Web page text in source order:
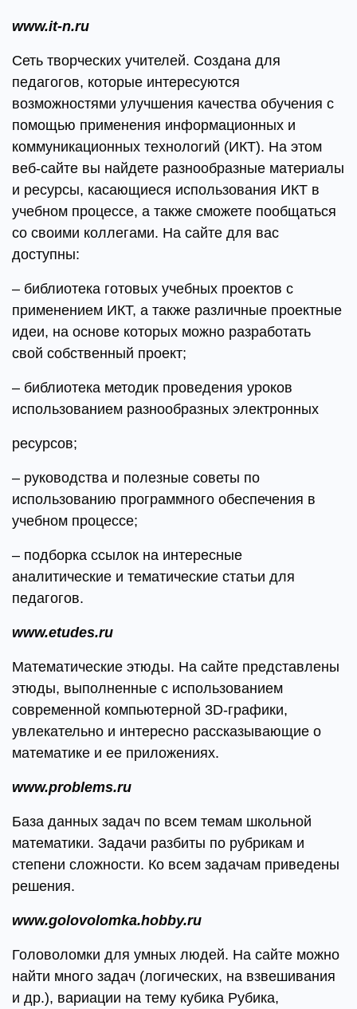
www.it-n.ru
Сеть творческих учителей. Создана для
педагогов, которые интересуются
возможностями улучшения качества обучения с
помощью применения информационных и
коммуникационных технологий (ИКТ). На этом
веб-сайте вы найдете разнообразные материалы
и ресурсы, касающиеся использования ИКТ в
учебном процессе, а также сможете пообщаться
со своими коллегами. На сайте для вас
доступны:
– библиотека готовых учебных проектов с
применением ИКТ, а также различные проектные
идеи, на основе которых можно разработать
свой собственный проект;
– библиотека методик проведения уроков
использованием разнообразных электронных
ресурсов;
– руководства и полезные советы по
использованию программного обеспечения в
учебном процессе;
– подборка ссылок на интересные
аналитические и тематические статьи для
педагогов.
www.etudes.ru
Математические этюды. На сайте представлены
этюды, выполненные с использованием
современной компьютерной 3D-графики,
увлекательно и интересно рассказывающие о
математике и ее приложениях.
www.problems.ru
База данных задач по всем темам школьной
математики. Задачи разбиты по рубрикам и
степени сложности. Ко всем задачам приведены
решения.
www.golovolomka.hobby.ru
Головоломки для умных людей. На сайте можно
найти много задач (логических, на взвешивания
и др.), вариации на тему кубика Рубика,